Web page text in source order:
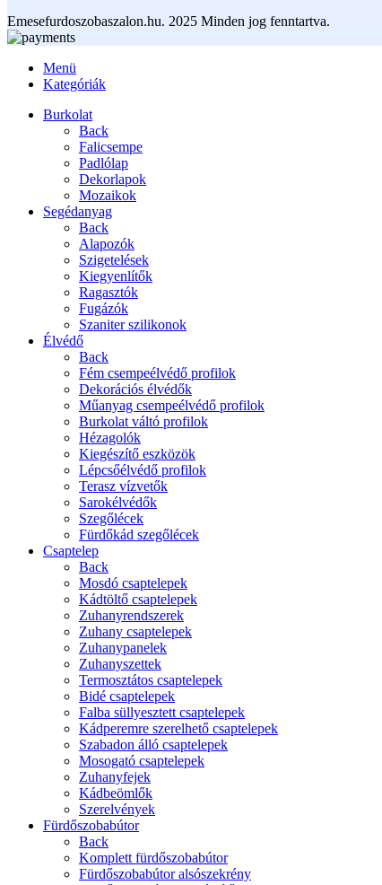
Emesefurdoszobaszalon.hu. 2025 Minden jog fenntartva.
Menü
Kategóriák
Burkolat
Back
Falicsempe
Padlólap
Dekorlapok
Mozaikok
Segédanyag
Back
Alapozók
Szigetelések
Kiegyenlítők
Ragasztók
Fugázók
Szaniter szilikonok
Élvédő
Back
Fém csempeélvédő profilok
Dekorációs élvédők
Műanyag csempeélvédő profilok
Burkolat váltó profilok
Hézagolók
Kiegészítő eszközök
Lépcsőélvédő profilok
Terasz vízvetők
Sarokélvédők
Szegőlécek
Fürdőkád szegőlécek
Csaptelep
Back
Mosdó csaptelepek
Kádtöltő csaptelepek
Zuhanyrendszerek
Zuhany csaptelepek
Zuhanypanelek
Zuhanyszettek
Termosztátos csaptelepek
Bidé csaptelepek
Falba süllyesztett csaptelepek
Kádperemre szerelhető csaptelepek
Szabadon álló csaptelepek
Mosogató csaptelepek
Zuhanyfejek
Kádbeömlők
Szerelvények
Fürdőszobabútor
Back
Komplett fürdőszobabútor
Fürdőszobabútor alsószekrény